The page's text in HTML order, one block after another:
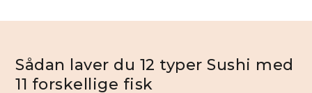
Sådan laver du 12 typer Sushi med
11 forskellige fisk